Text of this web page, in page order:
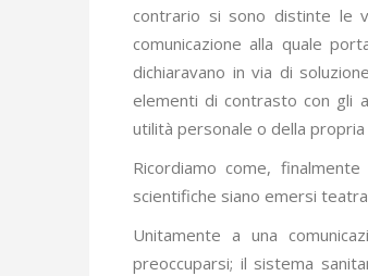
contrario si sono distinte le
comunicazione alla quale
dichiaravano in via di
elementi di contrasto con gli
utilità personale o della
Ricordiamo come,
scientifiche siano emersi
Unitamente a una
preoccuparsi; il sistema